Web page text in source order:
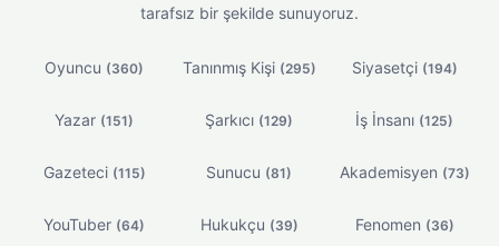
tarafsız bir şekilde sunuyoruz.
Oyuncu (360) Tanınmış Kişi (295) Siyasetçi (194)
Yazar (151) Şarkıcı (129) İş İnsanı (125)
Gazeteci (115) Sunucu (81) Akademisyen (73)
YouTuber (64) Hukukçu (39) Fenomen (36)